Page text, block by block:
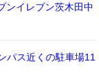
ンイレブン茨木田中
パス近くの駐車場11